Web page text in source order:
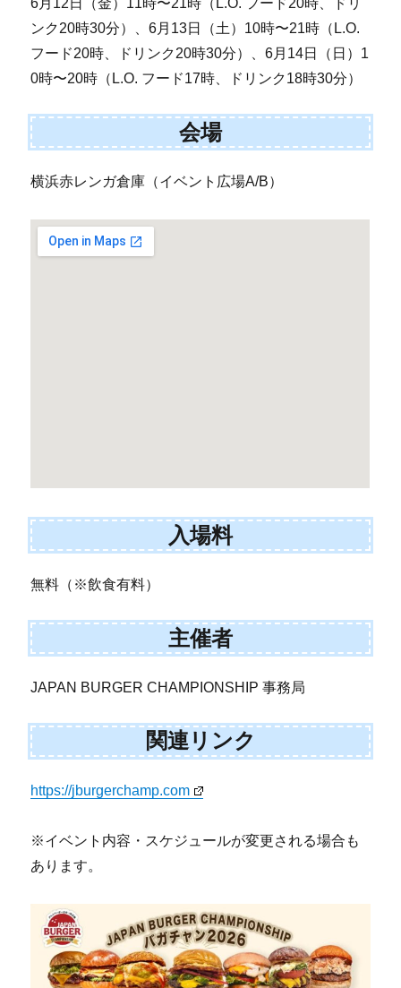
6月12日（金）11時〜21時（L.O. フード20時、ドリ
ンク20時30分）、6月13日（土）10時〜21時（L.O.
フード20時、ドリンク20時30分）、6月14日（日）1
0時〜20時（L.O. フード17時、ドリンク18時30分）
会場
横浜赤レンガ倉庫（イベント広場A/B）
入場料
無料（※飲食有料）
主催者
JAPAN BURGER CHAMPIONSHIP 事務局
関連リンク
https://jburgerchamp.com
※イベント内容・スケジュールが変更される場合も
あります。